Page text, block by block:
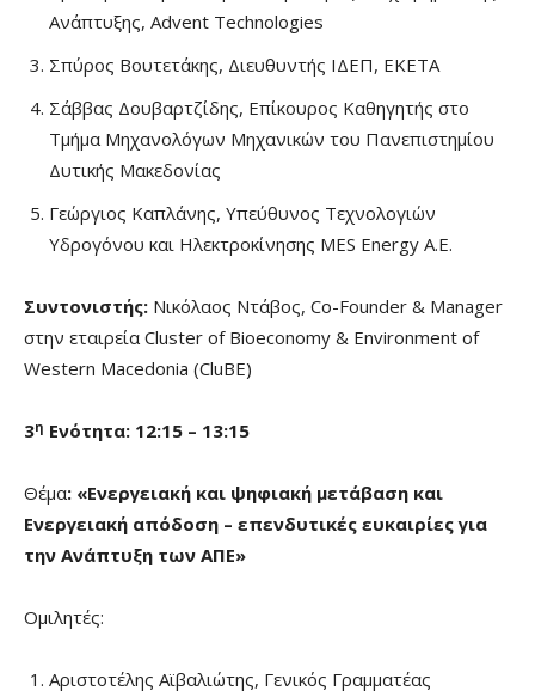
Ανάπτυξης, Advent Technologies
Σπύρος Βουτετάκης, Διευθυντής ΙΔΕΠ, ΕΚΕΤΑ
Σάββας Δουβαρτζίδης, Επίκουρος Καθηγητής στο
Τμήμα Μηχανολόγων Μηχανικών του Πανεπιστημίου
Δυτικής Μακεδονίας
Γεώργιος Καπλάνης, Υπεύθυνος Τεχνολογιών
Υδρογόνου και Ηλεκτροκίνησης MES Energy Α.Ε.
Συντονιστής: Νικόλαος Ντάβος, Co-Founder & Manager
στην εταιρεία Cluster of Bioeconomy & Environment of
Western Macedonia (CluBE)
3η Ενότητα: 12:15 – 13:15
Θέμα: «Ενεργειακή και ψηφιακή μετάβαση και
Ενεργειακή απόδοση – επενδυτικές ευκαιρίες για
την Ανάπτυξη των ΑΠΕ»
Ομιλητές:
Αριστοτέλης Αϊβαλιώτης, Γενικός Γραμματέας